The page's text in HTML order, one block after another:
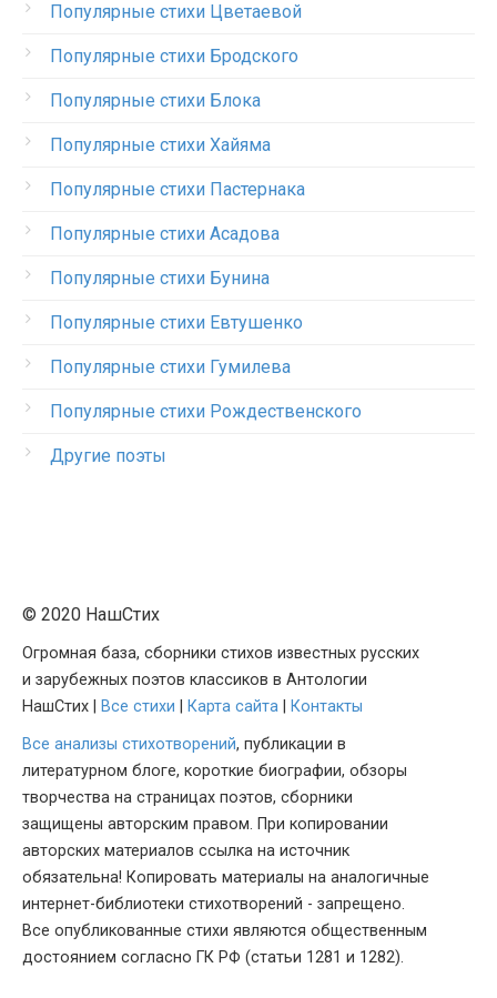
Популярные стихи Цветаевой
Популярные стихи Бродского
Популярные стихи Блока
Популярные стихи Хайяма
Популярные стихи Пастернака
Популярные стихи Асадова
Популярные стихи Бунина
Популярные стихи Евтушенко
Популярные стихи Гумилева
Популярные стихи Рождественского
Другие поэты
© 2020 НашСтих
Огромная база, сборники стихов известных русских
и зарубежных поэтов классиков в Антологии
НашСтих |
Все стихи Карта сайта
Контакты
Все анализы стихотворений, публикации в
литературном блоге, короткие биографии, обзоры
творчества на страницах поэтов, сборники
защищены авторским правом. При копировании
авторских материалов ссылка на источник
обязательна! Копировать материалы на аналогичные
интернет-библиотеки стихотворений - запрещено.
Все опубликованные стихи являются общественным
достоянием согласно ГК РФ (статьи 1281 и 1282).